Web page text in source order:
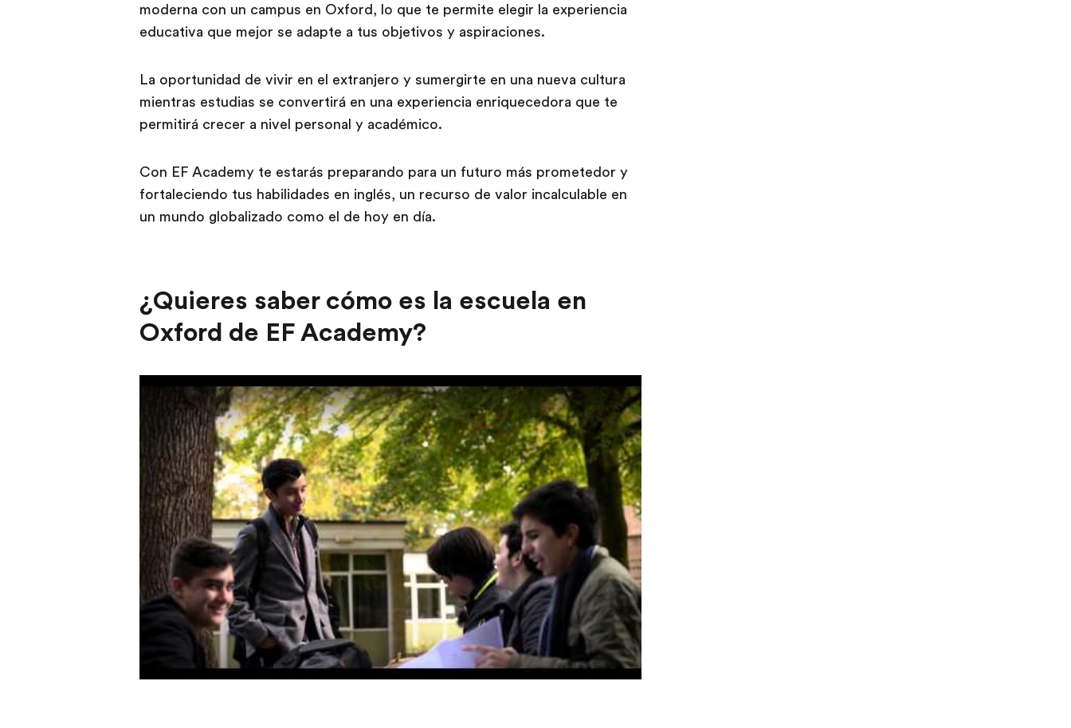
moderna con un campus en Oxford, lo que te permite elegir la experiencia
educativa que mejor se adapte a tus objetivos y aspiraciones.
La oportunidad de vivir en el extranjero y sumergirte en una nueva cultura
mientras estudias se convertirá en una experiencia enriquecedora que te
permitirá crecer a nivel personal y académico.
Con EF Academy te estarás preparando para un futuro más prometedor y
fortaleciendo tus habilidades en inglés, un recurso de valor incalculable en
un mundo globalizado como el de hoy en día.
¿Quieres saber cómo es la escuela en
Oxford de EF Academy?